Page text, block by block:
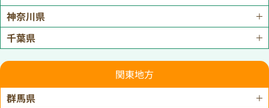
神奈川県
千葉県
関東地方
群馬県